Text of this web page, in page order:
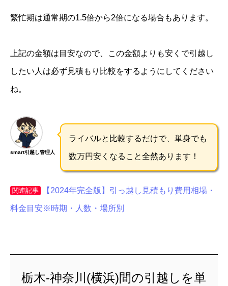
繁忙期は通常期の1.5倍から2倍になる場合もあります。
上記の金額は目安なので、この金額よりも安くで引越し
したい人は必ず見積もり比較をするようにしてください
ね。
smart引越し管理人
ライバルと比較するだけで、単身でも
数万円安くなること全然あります！
関連記事 【2024年完全版】引っ越し見積もり費用相場・
料金目安※時期・人数・場所別
栃木-神奈川(横浜)間の引越しを単